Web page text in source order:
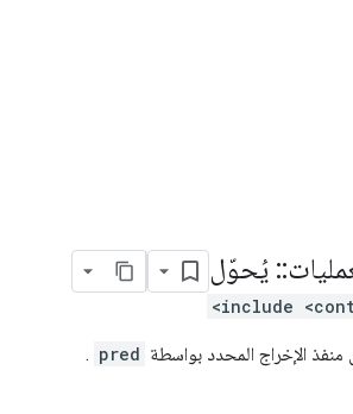
:: يُحوّل
منفذ الإخراج المحدد بواسطة pred
.